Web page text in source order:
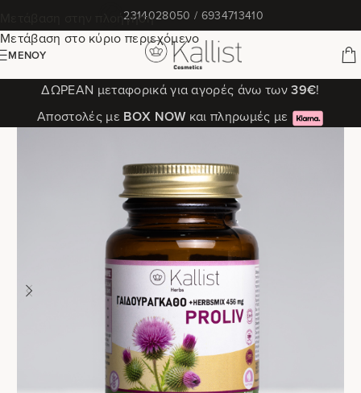
Μετάβαση στην πλοήγηση
Μετάβαση στο κύριο περιεχόμενο
✆2314028050 / 6934713410
ΜΕΝΟΎ
ΔΩΡΕΑΝ μεταφορικά για αγορές άνω των39€!
Αποστολές με ΒΟΧ ΝΟWκαι πληρωμές με